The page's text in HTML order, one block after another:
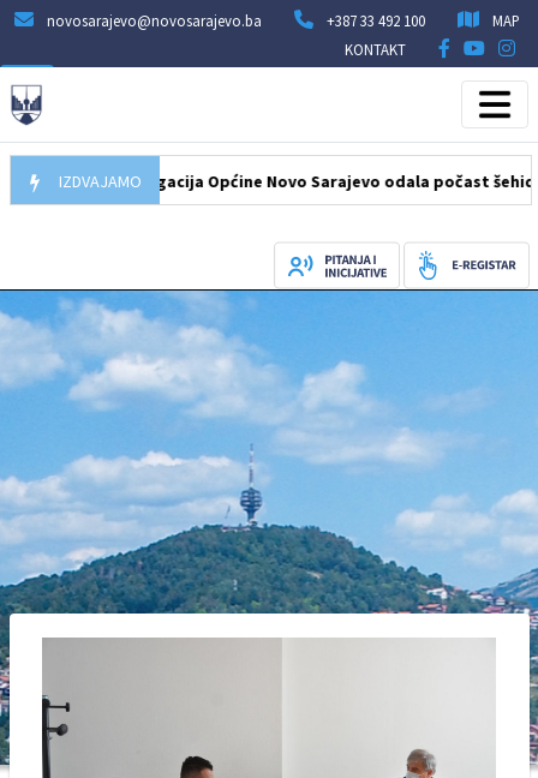
novosarajevo@novosarajevo.ba +387 33 492 100
MAP
KONTAKT
IZDVAJAMO
Delegacija Općine Novo Sarajevo odala počast šehidima i